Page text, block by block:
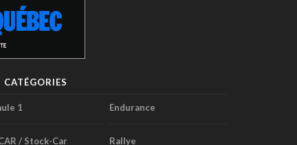
CATÉGORIES
1 Endurance
/ Stock-Car Rallye